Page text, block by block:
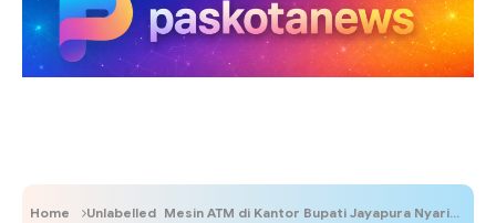
Home Unlabelled Mesin ATM di Kantor Bupati Jayapura Nyaris Dibobol Maling